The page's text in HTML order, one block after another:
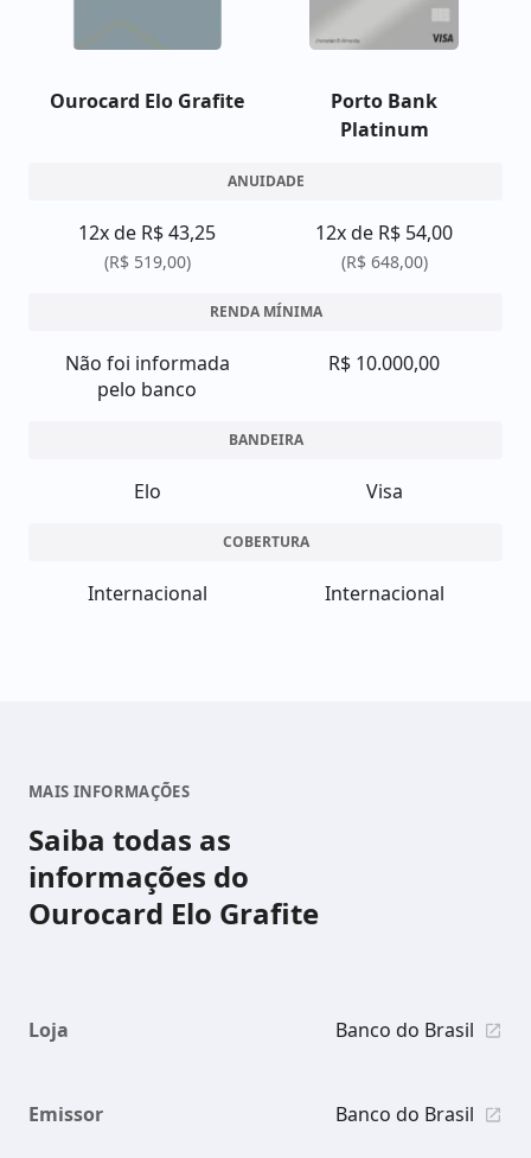
Ourocard Elo Grafite
Porto Bank
Platinum
ANUIDADE
12x de R$ 43,25
(R$ 519,00)
12x de R$ 54,00
(R$ 648,00)
RENDA MÍNIMA
Não foi informada
pelo banco
R$ 10.000,00
BANDEIRA
Elo Visa
COBERTURA
Internacional Internacional
MAIS INFORMAÇÕES
Saiba todas as
informações do
Ourocard Elo Grafite
Loja Banco do Brasil
Emissor Banco do Brasil